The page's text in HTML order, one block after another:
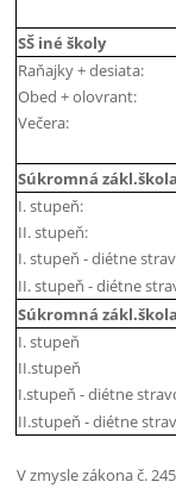
SŠ iné školy
Raňajky + desiata:
Obed + olovrant:
Večera:
Súkromná
I. stupeň:
II. stupeň:
I. stupeň - diétne
II. stupeň - diétne
Súkromná
I. stupeň
II.stupeň
I.stupeň - diétne
II.stupeň - diétne
V zmysle zákona č.